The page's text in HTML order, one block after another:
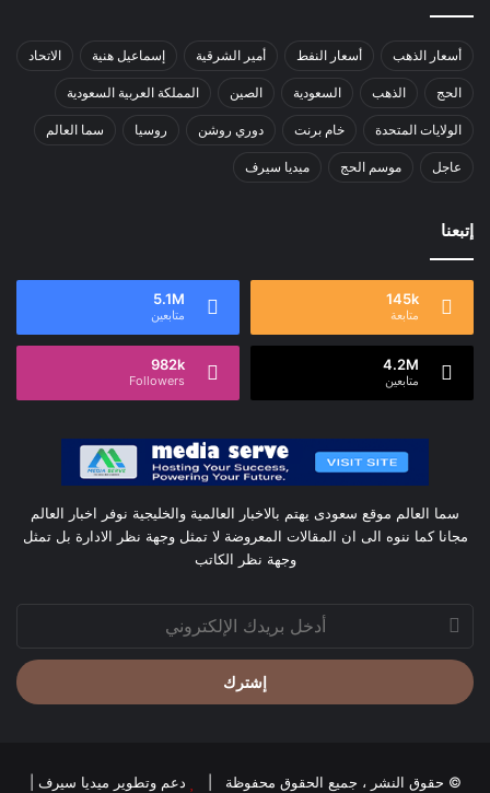
أسعار الذهب أسعار النفط أمير الشرقية إسماعيل هنية الاتحاد
الحج الذهب السعودية الصين المملكة العربية السعودية
الولايات المتحدة خام برنت دوري روشن روسيا سما العالم
عاجل موسم الحج ميديا سيرف
إتبعنا
145k
متابعة
5.1M
متابعين
4.2M
متابعين
982k
Followers
سما العالم موقع سعودى يهتم بالاخبار العالمية والخليجية نوفر اخبار العالم
مجانا كما ننوه الى ان المقالات المعروضة لا تمثل وجهة نظر الادارة بل تمثل
وجهة نظر الكاتب
أدخل
بريدك
الإلكتروني
© حقوق النشر ، جميع الحقوق محفوظة | دعم وتطوير ميديا سيرف